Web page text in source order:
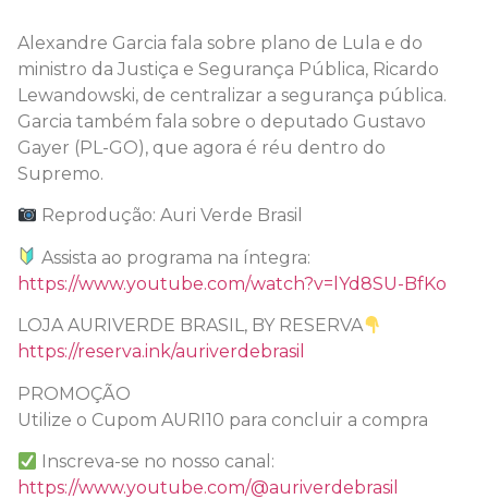
Alexandre Garcia fala sobre plano de Lula e do
ministro da Justiça e Segurança Pública, Ricardo
Lewandowski, de centralizar a segurança pública.
Garcia também fala sobre o deputado Gustavo
Gayer (PL-GO), que agora é réu dentro do
Supremo.
Reprodução: Auri Verde Brasil
Assista ao programa na íntegra:
https://www.youtube.com/watch?v=lYd8SU-BfKo
LOJA AURIVERDE BRASIL, BY RESERVA
https://reserva.ink/auriverdebrasil
PROMOÇÃO
Utilize o Cupom AURI10 para concluir a compra
Inscreva-se no nosso canal:
https://www.youtube.com/@auriverdebrasil